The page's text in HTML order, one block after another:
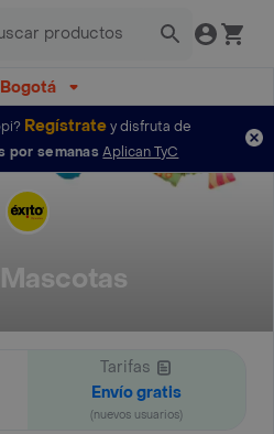
Bogotá
Regístratey disfruta de
por semanas Aplican TyC
Tarifas
Envío gratis
(nuevos usuarios)